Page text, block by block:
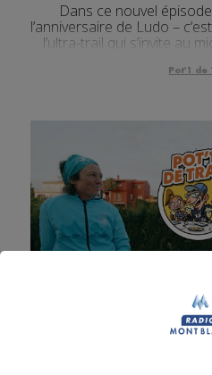
Dans ce nouvel
l’anniversaire de Ludo –
l’ultra-trail qui s’invite au
Pot'1 de